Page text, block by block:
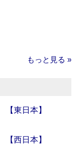
もっと見る »
東日本】
西日本】